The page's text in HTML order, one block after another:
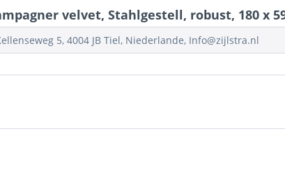
velvet, Stahlgestell, robust, 180 x
5, 4004 JB Tiel, Niederlande, Info@zijlstra.nl